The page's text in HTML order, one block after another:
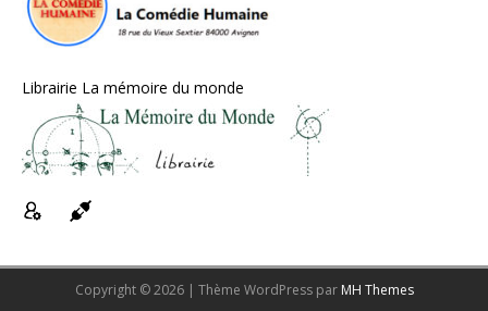
Librairie La mémoire du monde
Copyright © 2026 | Thème WordPress par MH Themes